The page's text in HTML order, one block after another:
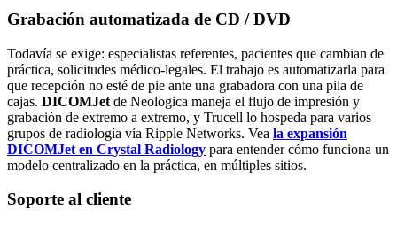
Grabación automatizada de CD / DVD
Todavía se exige: especialistas referentes, pacientes que cambian de
práctica, solicitudes médico-legales. El trabajo es automatizarla para
que recepción no esté de pie ante una grabadora con una pila de
cajas. DICOMJet de Neologica maneja el flujo de impresión y
grabación de extremo a extremo, y Trucell lo hospeda para varios
grupos de radiología vía Ripple Networks. Vea la expansión
DICOMJet en Crystal Radiology para entender cómo funciona un
modelo centralizado en la práctica, en múltiples sitios.
Soporte al cliente